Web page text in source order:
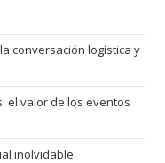
conversación logística y
el valor de los eventos
inolvidable